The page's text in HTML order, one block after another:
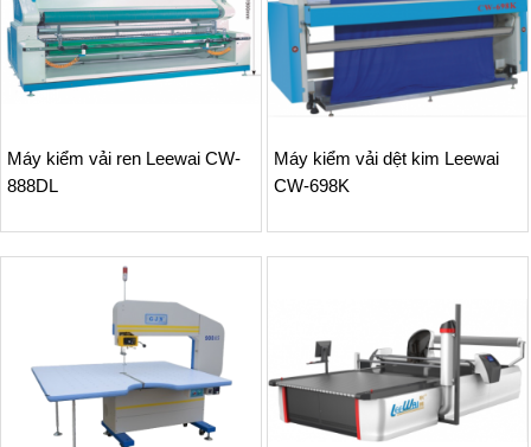
Máy kiểm vải ren Leewai CW-
888DL
Máy kiểm vải dệt kim Leewai
CW-698K